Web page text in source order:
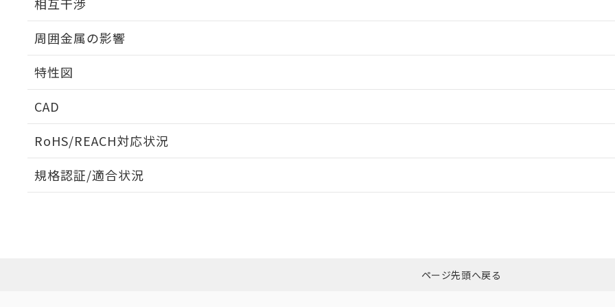
A: 100mm以上、B: 70mm以上
周囲金属の影響
特性図
CAD
RoHS/REACH対応状況
EU RoHS 注意事項・凡例
ダウンロードはこちら
規格認証/適合状況
ページ先頭へ戻る